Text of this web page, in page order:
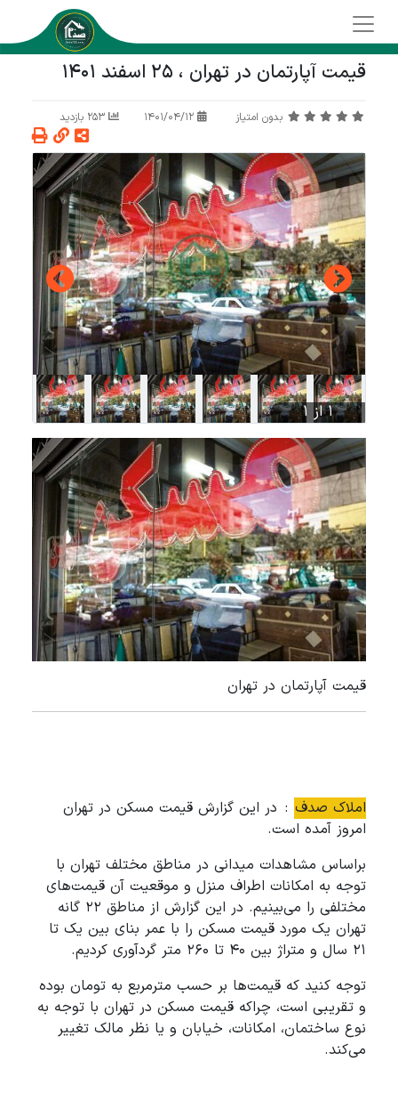
قیمت آپارتمان در تهران ، 25 اسفند 1401
بدون امتیاز
1 از 1
قیمت آپارتمان در تهران
املاک صدف : در این گزارش قیمت مسکن در تهران
امروز آمده است.
براساس مشاهدات میدانی در مناطق مختلف تهران با
توجه به امکانات اطراف منزل و موقعیت آن قیمت‌های
مختلفی را می‌بینیم. در این گزارش از مناطق ۲۲ گانه
تهران یک مورد قیمت مسکن را با عمر بنای بین یک تا
۲۱ سال و متراژ بین ۴۰ تا ۲۶۰ متر گردآوری کردیم.
توجه کنید که قیمت‌ها بر حسب مترمربع به تومان بوده
و تقریبی است، چراکه قیمت مسکن در تهران با توجه به
نوع ساختمان، امکانات، خیابان و یا نظر مالک تغییر
می‌کند.